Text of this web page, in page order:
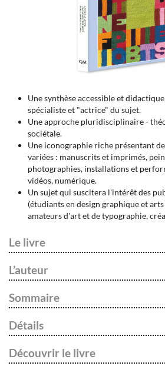
Une synthèse accessible et
spécialiste et "actrice" du sujet.
Une approche pluridisciplinaire -
sociétale.
Une iconographie riche présentant
variées : manuscrits et imprimés,
photographies, installations et
vidéos, numérique.
Un sujet qui suscitera l'intérêt des
(étudiants en design graphique et
amateurs d'art et de typographie,
Le livre
L’auteur
Sommaire
Détails
Découvrir le livre